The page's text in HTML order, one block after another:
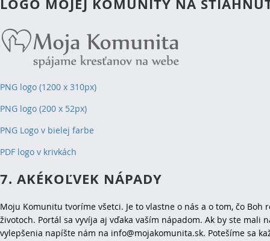
LOGO MOJEJ KOMUNITY NA
PNG logo (1200 x 310px)
PNG logo (200 x 52px)
PNG Logo v bielej farbe
PDF logo v krivkách
7. AKÉKOĽVEK NÁPADY
Moju Komunitu tvoríme všetci. Je to vlastne o nás a o tom, čo Boh
životoch. Portál sa vyvíja aj vďaka vaším nápadom. Ak by ste mali
vylepšenia napíšte nám na info@mojakomunita.sk. Potešíme sa